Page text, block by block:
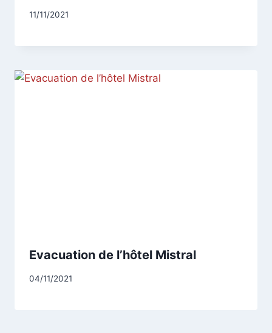
Par
11/11/2021
Evacuation de l’hôtel Mistral
Par
04/11/2021